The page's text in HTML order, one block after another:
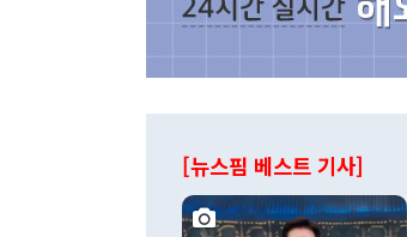
[뉴스핌 베스트 기사]